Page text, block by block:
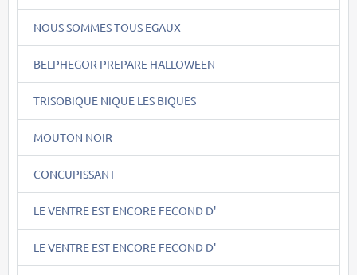
NOUS SOMMES TOUS EGAUX
BELPHEGOR PREPARE HALLOWEEN
TRISOBIQUE NIQUE LES BIQUES
MOUTON NOIR
CONCUPISSANT
LE VENTRE EST ENCORE FECOND D'
LE VENTRE EST ENCORE FECOND D'